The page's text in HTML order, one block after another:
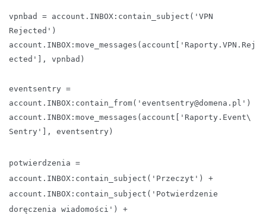
vpnbad = account.INBOX:contain_subject('VPN
Rejected')
account.INBOX:move_messages(account['Raporty.VPN.Rej
ected'], vpnbad)
eventsentry =
account.INBOX:contain_from('eventsentry@domena.pl')
account.INBOX:move_messages(account['Raporty.Event\
Sentry'], eventsentry)
potwierdzenia =
account.INBOX:contain_subject('Przeczyt') +
account.INBOX:contain_subject('Potwierdzenie
doręczenia wiadomości') +